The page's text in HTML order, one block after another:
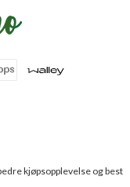
kjøpsopplevelse og best